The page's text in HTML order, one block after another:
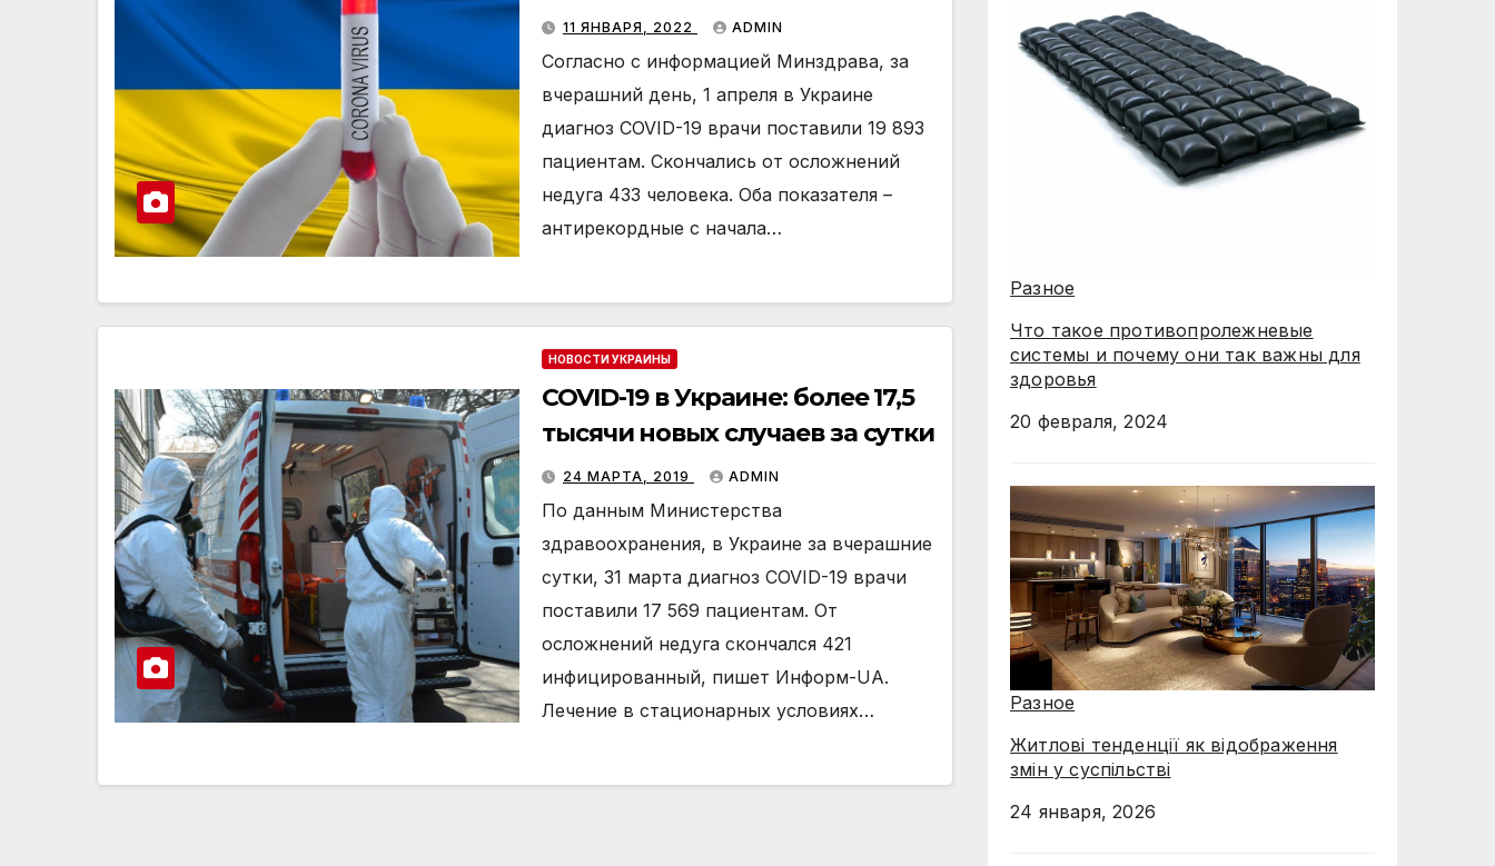
больных и смертей
11 ЯНВАРЯ, 2022 ADMIN
Согласно с информацией Минздрава, за
вчерашний день, 1 апреля в Украине
диагноз COVID-19 врачи поставили 19 893
пациентам. Скончались от осложнений
недуга 433 человека. Оба показателя –
антирекордные с начала…
НОВОСТИ УКРАИНЫ
COVID-19 в Украине: более 17,5
тысячи новых случаев за сутки
24 МАРТА, 2019 ADMIN
По данным Министерства
здравоохранения, в Украине за вчерашние
сутки, 31 марта диагноз COVID-19 врачи
поставили 17 569 пациентам. От
осложнений недуга скончался 421
инфицированный, пишет Информ-UA.
Лечение в стационарных условиях…
Разное
Что такое противопролежневые
системы и почему они так важны для
здоровья
20 февраля, 2024
Разное
Житлові тенденції як відображення
змін у суспільстві
24 января, 2026